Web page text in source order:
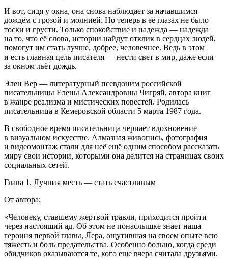
И вот, сидя у окна, она снова наблюдает за начавшимся
дождëм с грозой и молнией. Но теперь в еë глазах не было
тоски и грусти. Только спокойствие и надежда — надежда
на то, что еë слова, истории найдут отклик в сердцах людей,
помогут им стать лучше, добрее, человечнее. Ведь в этом
и есть главная цель писателя — нести свет в мир, даже если
за окном льëт дождь.
Элен Вер — литературный псевдоним российской
писательницы Елены Александровны Чигряй, автора книг
в жанре реализма и мистических повестей. Родилась
писательница в Кемеровской области 5 марта 1987 года.
В свободное время писательница черпает вдохновение
в визуальном искусстве. Алмазная живопись, фотография
и видеомонтаж стали для неë ещë одним способом рассказать
миру свои истории, которыми она делится на страницах своих
социальных сетей.
Глава 1. Лучшая месть — стать счастливым
От автора:
«Человеку, ставшему жертвой травли, приходится пройти
через настоящий ад. Об этом не понаслышке знает наша
героиня первой главы, Лера, ощутившая на своем опыте всю
тяжесть и боль предательства. Особенно больно, когда среди
обидчиков оказываются те, кого еще вчера считала друзьями.